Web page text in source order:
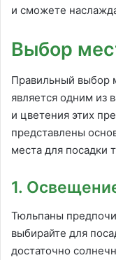
и сможете
Выбор
Правильный выбор
является одним из
и цветения этих
представлены
места для посадки
1.
Тюльпаны
выбирайте для
достаточно